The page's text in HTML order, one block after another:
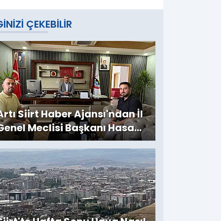
ÇEKEBILIR
Siirt Haber Ajansı'ndan İl
Meclisi Başkanı Hasan
Ziyaret: Kırsala
Yatırımlar